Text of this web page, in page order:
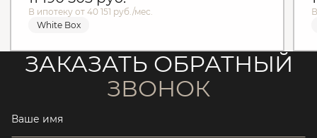
В ипотеку от 40 151 руб./мес.
White Box
ЗАКАЗАТЬ ОБРАТНЫЙ
ЗВОНОК
Ваше имя